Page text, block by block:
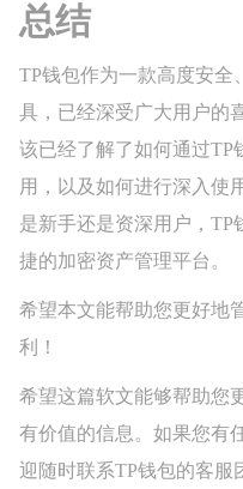
总结
TP钱包作为一款高度安全
具，已经深受广大用户的
该已经了解了如何通过TP
用，以及如何进行深入使
是新手还是资深用户，TP
捷的加密资产管理平台。
希望本文能帮助您更好地
利！
希望这篇软文能够帮助您
有价值的信息。如果您有
迎随时联系TP钱包的客服